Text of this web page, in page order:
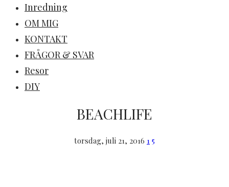
Inredning
OM MIG
KONTAKT
FRÅGOR & SVAR
Resor
DIY
BEACHLIFE
torsdag, juli 21, 2016 1 5